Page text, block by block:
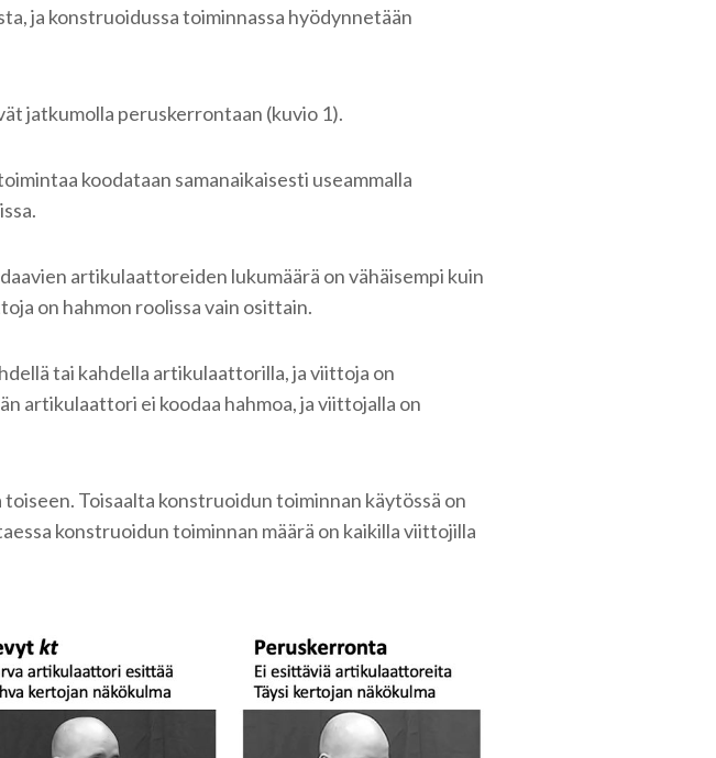
ja konstruoidussa toiminnassa hyödynnetään
jatkumolla peruskerrontaan (kuvio 1).
koodataan samanaikaisesti useammalla
artikulaattoreiden lukumäärä on vähäisempi kuin
on hahmon roolissa vain osittain.
tai kahdella artikulaattorilla, ja viittoja on
artikulaattori ei koodaa hahmoa, ja viittojalla on
Toisaalta konstruoidun toiminnan käytössä on
konstruoidun toiminnan määrä on kaikilla viittojilla